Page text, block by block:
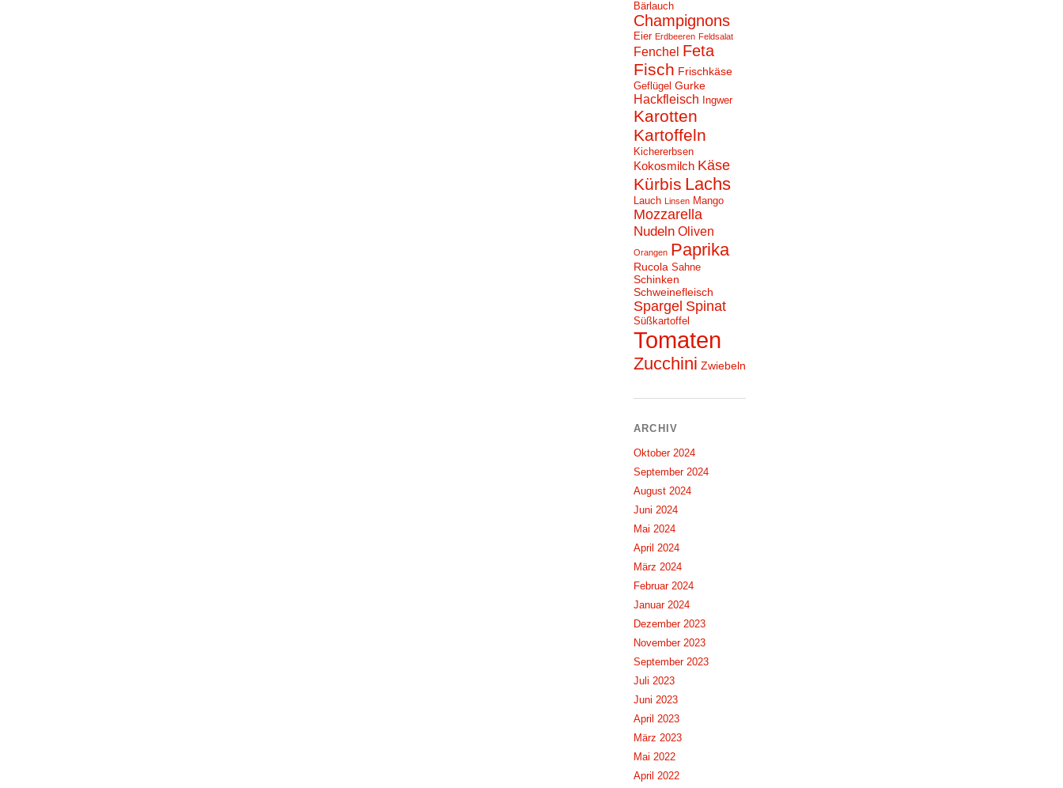
Bärlauch
Champignons
Eier Erdbeeren Feldsalat
Fenchel Feta
Fisch Frischkäse
Geflügel Gurke
Hackfleisch Ingwer
Karotten
Kartoffeln
Kichererbsen
Kokosmilch Käse
Kürbis Lachs
Lauch Linsen Mango
Mozzarella
Nudeln Oliven
Orangen Paprika
Rucola Sahne
Schinken
Schweinefleisch
Spargel Spinat
Süßkartoffel
Tomaten
Zucchini Zwiebeln
ARCHIV
Oktober 2024
September 2024
August 2024
Juni 2024
Mai 2024
April 2024
März 2024
Februar 2024
Januar 2024
Dezember 2023
November 2023
September 2023
Juli 2023
Juni 2023
April 2023
März 2023
Mai 2022
April 2022